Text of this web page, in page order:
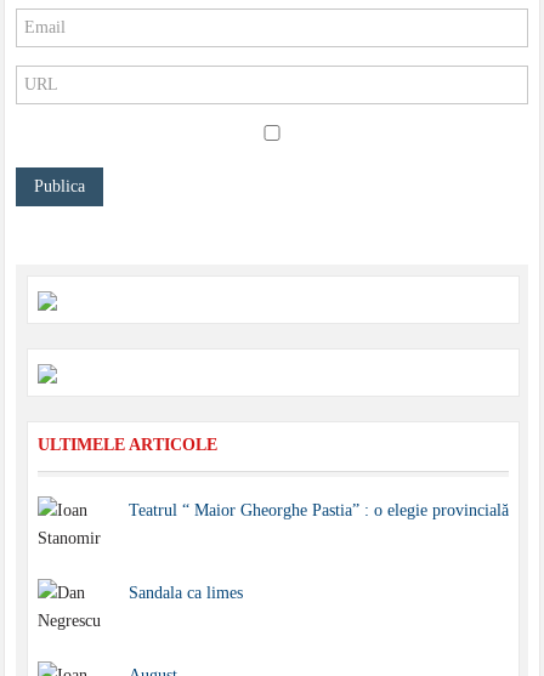
ULTIMELE ARTICOLE
Teatrul “ Maior Gheorghe Pastia” : o elegie provincială
Sandala ca limes